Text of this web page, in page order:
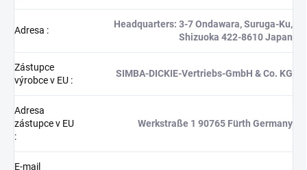
Adresa :
Headquarters: 3-7 Ondawara, Suruga-Ku,
Shizuoka 422-8610 Japan
Zástupce
výrobce v EU :
SIMBA-DICKIE-Vertriebs-GmbH & Co. KG
Adresa
zástupce v EU
:
Werkstraße 1 90765 Fürth Germany
E-mail